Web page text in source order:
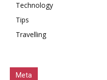
Technology
Tips
Travelling
Meta